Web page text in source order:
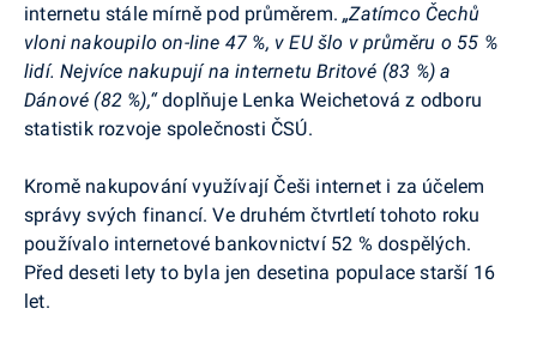
internetu stále mírně pod průměrem.„Zatímco Čechů
vloni nakoupilo on-line 47 %, v EU šlo v průměru o 55 %
lidí. Nejvíce nakupují na internetu Britové (83 %) a
Dánové (82 %),“doplňuje LenkaWeichetová z odboru
statistik rozvoje společnosti ČSÚ.
Kromě nakupování využívají Češi internet i za účelem
správy svých financí. Ve druhém čtvrtletí tohoto roku
používalo internetové bankovnictví 52 % dospělých.
Před deseti lety to byla jen desetina populace starší 16
let.